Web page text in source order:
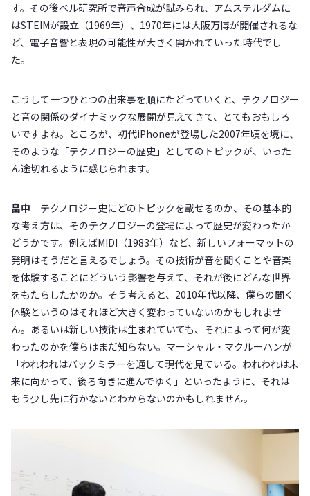
す。その後ベル研究所で音声合成が試みられ、アムステルダムに
はSTEIMが設立（1969年）、1970年には大阪万博が開催されるな
ど、電子音響と表現の可能性が大きく開かれていった時代でし
た。
こうして一つひとつの出来事を順にたどっていくと、テクノロジー
と音の関係のダイナミックな展開が見えてきて、とてもおもしろ
いですよね。ところが、初代iPhoneが登場した2007年頃を境に、
そのような「テクノロジーの歴史」としてのトピックが、いった
ん途切れるように感じられます。
畠中 テクノロジー史にどのトピックを載せるのか、その基本的
な考え方は、そのテクノロジーの登場によって歴史が変わったか
どうかです。例えばMIDI（1983年）など、新しいフォーマットの
発明はそうだと言えるでしょう。その技術が音を聞くことや音楽
を体験することにどういう影響を与えて、それが後にどんな世界
をもたらしたかのか。そう考えると、2010年代以降、僕らの聞く
体験というのはそれほど大きく変わっていないのかもしれませ
ん。あるいは新しい技術は生まれていても、それによって何が変
わったのかを僕らはまだ知らない。マーシャル・マクルーハンが
「われわれはバックミラーを通して現代を見ている。われわれは未
来に向かって、後ろ向きに進んでゆく」といったように、それは
もう少し先に行かないとわからないのかもしれません。